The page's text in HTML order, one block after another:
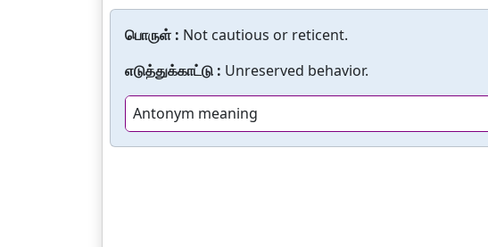
பொருள் : Not cautious or reticent.
எடுத்துக்காட்டு : Unreserved behavior.
Antonym meaning